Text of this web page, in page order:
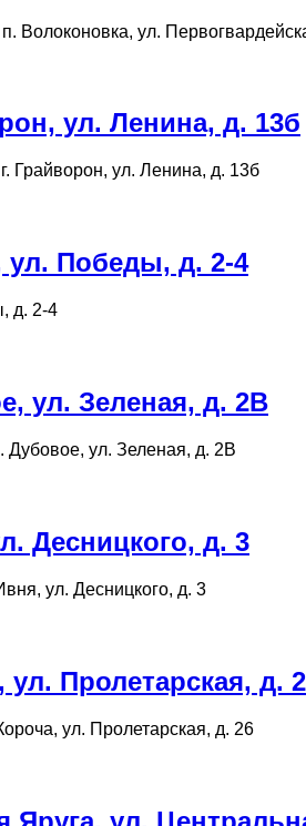
Волоконовка, ул.
ул. Ленина, д. 13б
Грайворон, ул. Ленина, д. 13б
Победы, д. 2-4
д. 2-4
ул. Зеленая, д. 2В
Дубовое, ул. Зеленая, д. 2В
Десницкого, д. 3
ул. Десницкого, д. 3
Пролетарская, д.
ул. Пролетарская, д. 26